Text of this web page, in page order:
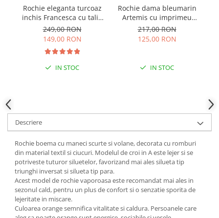
Rochie eleganta turcoaz
inchis Francesca cu talie
incretita
249,00 RON
149,00 RON
IN STOC
Rochie dama bleumarin
Artemis cu imprimeu
abstract si cordon in talie
217,00 RON
125,00 RON
IN STOC
Descriere
Rochie boema cu maneci scurte si volane, decorata cu romburi
din material textil si ciucuri. Modelul de croi in A este lejer si se
potriveste tuturor siluetelor, favorizand mai ales silueta tip
triunghi inversat si silueta tip para.
Acest model de rochie vaporoasa este recomandat mai ales in
sezonul cald, pentru un plus de confort si o senzatie sporita de
lejeritate in miscare.
Culoarea orange semnifica vitalitate si caldura. Persoanele care